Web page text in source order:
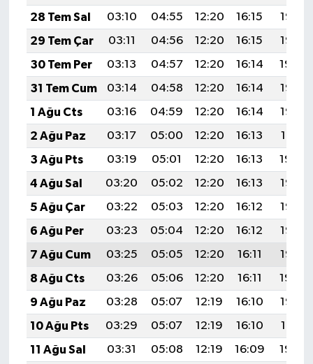
28 Tem Sal
03:10 04:55 12:20 16:15
19:36
29 Tem Çar
03:11 04:56 12:20 16:15
19:35
30 Tem Per
03:13 04:57 12:20 16:14
19:34
31 Tem Cum
03:14 04:58 12:20 16:14
19:33
1 Ağu Cts
03:16 04:59 12:20 16:14
19:32
2 Ağu Paz
03:17 05:00 12:20 16:13
19:31
3 Ağu Pts
03:19 05:01 12:20 16:13
19:30
4 Ağu Sal
03:20 05:02 12:20 16:13
19:28
5 Ağu Çar
03:22 05:03 12:20 16:12
19:27
6 Ağu Per
03:23 05:04 12:20 16:12
19:26
7 Ağu Cum
03:25 05:05 12:20 16:11
19:25
8 Ağu Cts
03:26 05:06 12:20 16:11
19:24
9 Ağu Paz
03:28 05:07 12:19 16:10
19:22
10 Ağu Pts
03:29 05:07 12:19 16:10
19:21
11 Ağu Sal
03:31 05:08 12:19 16:09
19:20